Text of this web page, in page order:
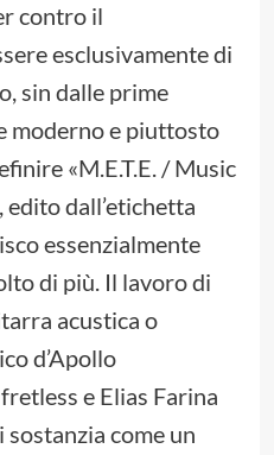
contro il
esclusivamente di
sin dalle prime
moderno e piuttosto
«M.E.T.E. / Music
edito dall’etichetta
essenzialmente
di più. Il lavoro di
acustica o
d’Apollo
e Elias Farina
come un